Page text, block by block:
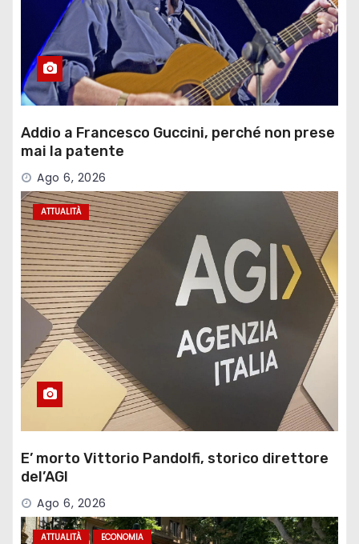
Addio a Francesco Guccini, perché non prese
mai la patente
Ago 6, 2026
ATTUALITÀ
E’ morto Vittorio Pandolfi, storico direttore
del’AGI
Ago 6, 2026
ATTUALITÀ ECONOMIA